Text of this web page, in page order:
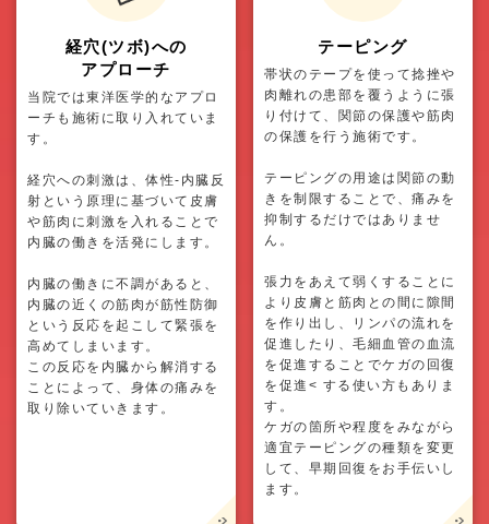
経穴(ツボ)への
アプローチ
当院では東洋医学的なアプロ
ーチも施術に取り入れていま
す。
経穴への刺激は、体性-内臓反
射という原理に基づいて皮膚
や筋肉に刺激を入れることで
内臓の働きを活発にします。
内臓の働きに不調があると、
内臓の近くの筋肉が筋性防御
という反応を起こして緊張を
高めてしまいます。
この反応を内臓から解消する
ことによって、身体の痛みを
取り除いていきます。
テーピング
帯状のテープを使って捻挫や
肉離れの患部を覆うように張
り付けて、関節の保護や筋肉
の保護を行う施術です。
テーピングの用途は関節の動
きを制限することで、痛みを
抑制するだけではありませ
ん。
張力をあえて弱くすることに
より皮膚と筋肉との間に隙間
を作り出し、リンパの流れを
促進したり、毛細血管の血流
を促進することでケガの回復
を促進< する使い方もありま
す。
ケガの箇所や程度をみながら
適宜テーピングの種類を変更
して、早期回復をお手伝いし
ます。